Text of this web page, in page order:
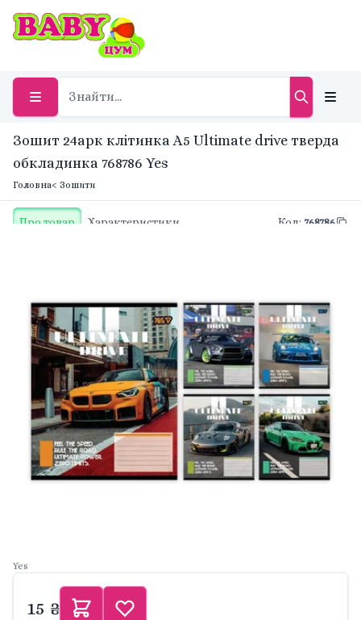
Зошит 24арк клітинка A5 Ultimate drive тверда
обкладинка 768786 Yes
Головна< Зошити
Про товар Характеристики Код: 768786
Yes
15 ₴